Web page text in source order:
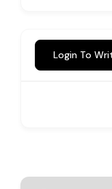
Login To